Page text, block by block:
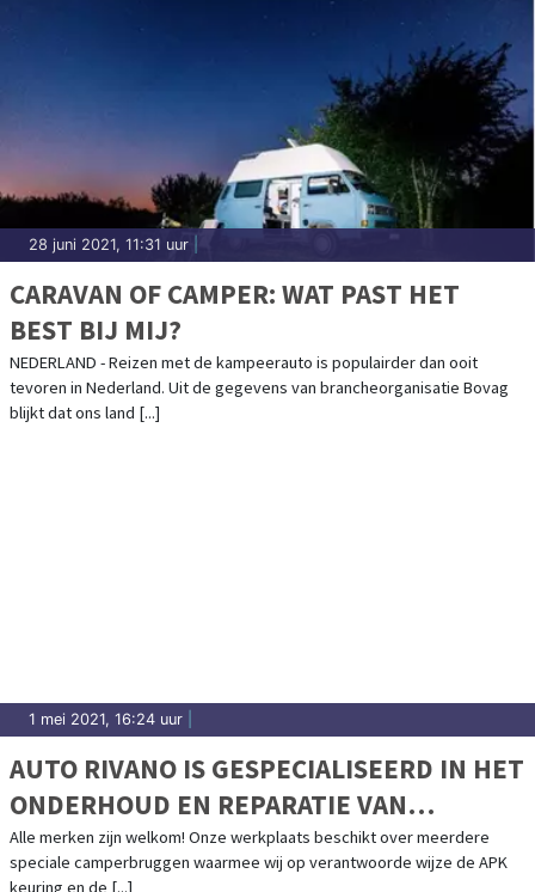
28 juni 2021, 11:31 uur
CARAVAN OF CAMPER: WAT PAST HET
BEST BIJ MIJ?
NEDERLAND - Reizen met de kampeerauto is populairder dan ooit
tevoren in Nederland. Uit de gegevens van brancheorganisatie Bovag
blijkt dat ons land [...]
1 mei 2021, 16:24 uur
AUTO RIVANO IS GESPECIALISEERD IN HET
ONDERHOUD EN REPARATIE VAN
CAMPERS
Alle merken zijn welkom! Onze werkplaats beschikt over meerdere
speciale camperbruggen waarmee wij op verantwoorde wijze de APK
keuring en de [...]